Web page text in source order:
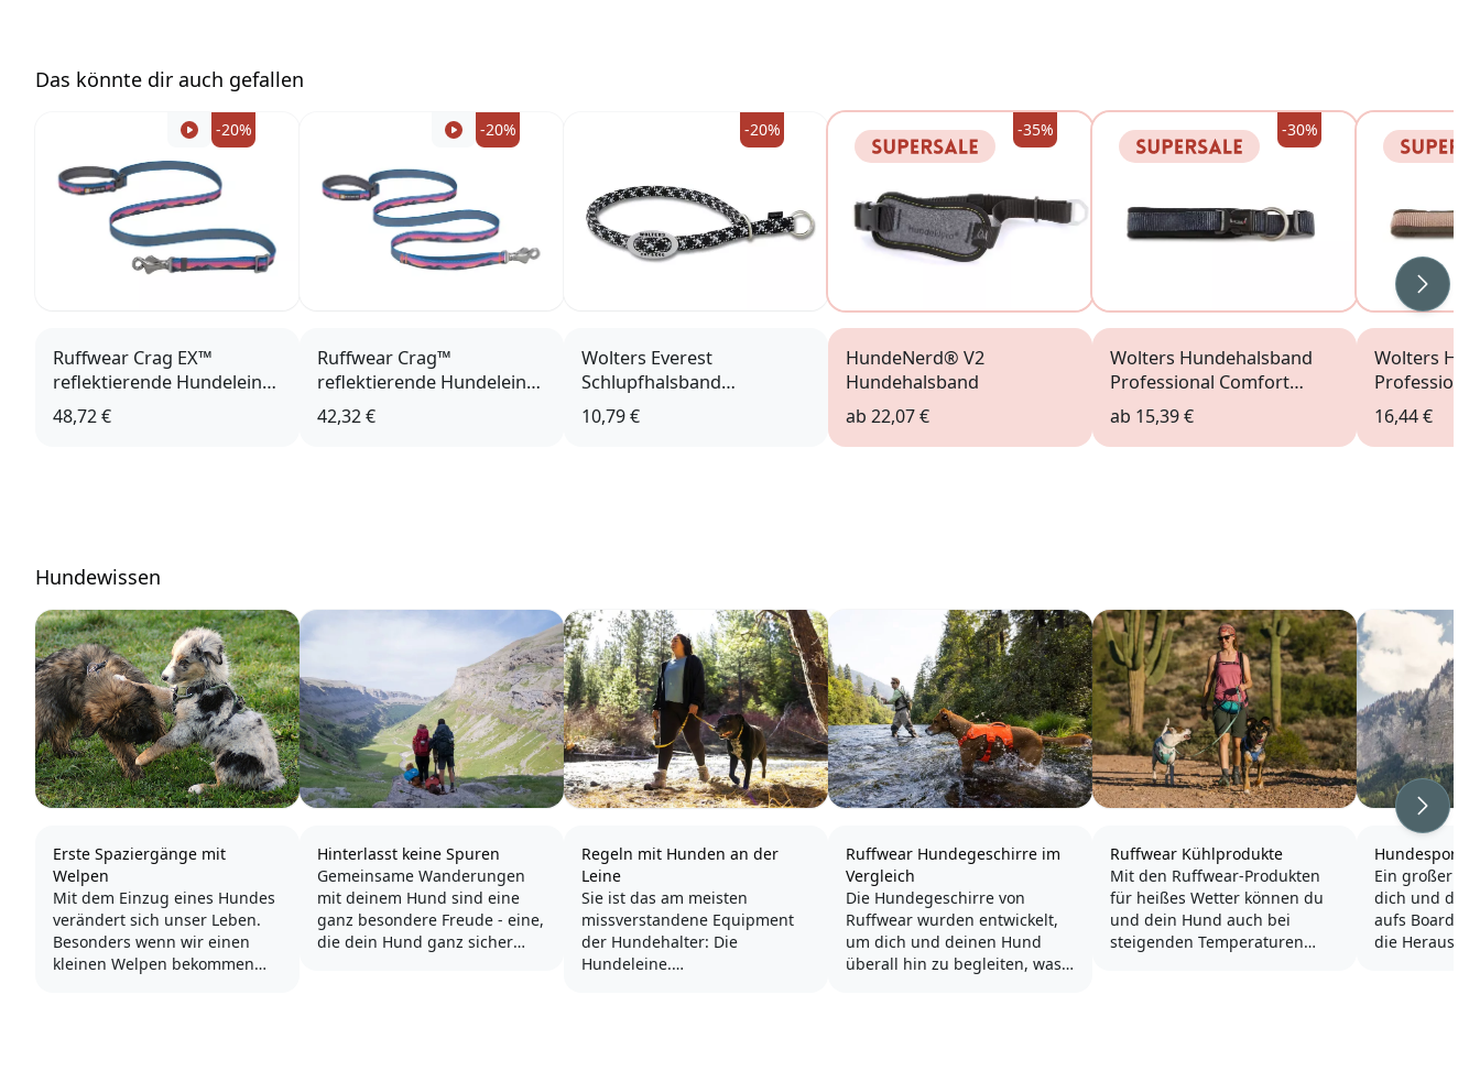
Tanfield Lea Business Centre
Stanley
Country Durham DH9 9DB
https://www.accapigroup.com/de
info@accapigroup.com
Das könnte dir auch gefallen
-20%
Ruffwear Crag EX™
reflektierende Hundeleine
Alpine Dusk
48,72 €
-20%
Ruffwear Crag™
reflektierende Hundeleine
Alpine Dusk
42,32 €
-20%
Wolters Everest
Schlupfhalsband
reflektierend
schwarz/graphit
10,79 €
-35%
HundeNerd® V2
Hundehalsband
ab 22,07 €
-30%
Wolters Hundehalsband
Professional Comfort
graphit
ab 15,39 €
Wolters
champagner
16,44 €
Weiter
Hundewissen
Erste Spaziergänge mit
Welpen
Mit dem Einzug eines Hundes
verändert sich unser Leben.
Besonders wenn wir einen
kleinen Welpen bekommen
Hinterlasst keine Spuren
Gemeinsame Wanderungen
mit deinem Hund sind eine
ganz besondere Freude - eine,
die dein Hund ganz sicher
Regeln mit Hunden an der
Leine
Sie ist das am meisten
missverstandene Equipment
der Hundehalter: Die
Hundeleine.
Ruffwear Hundegeschirre im
Vergleich
Die Hundegeschirre von
Ruffwear wurden entwickelt,
um dich und deinen Hund
überall hin zu begleiten, was
Ruffwear Kühlprodukte
Mit den Ruffwear-Produkten
für heißes Wetter können du
und dein Hund auch bei
steigenden Temperaturen
Hundesport -
Ein großer
dich und
aufs Board
die
Weiter